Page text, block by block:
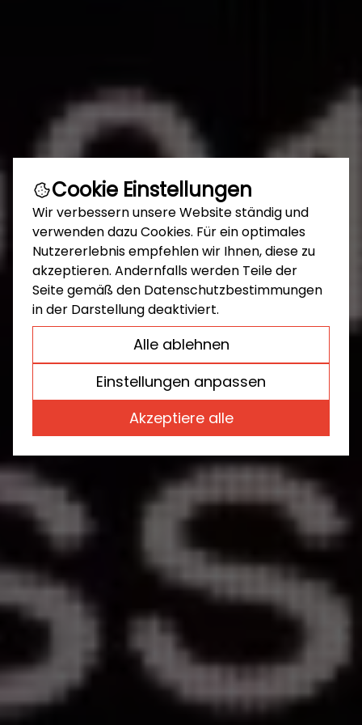
Cookie Einstellungen
Wir verbessern unsere Website ständig und
verwenden dazu Cookies. Für ein optimales
Nutzererlebnis empfehlen wir Ihnen, diese zu
akzeptieren. Andernfalls werden Teile der
Seite gemäß den Datenschutzbestimmungen
in der Darstellung deaktiviert.
Alle ablehnen
Einstellungen anpassen
Akzeptiere alle